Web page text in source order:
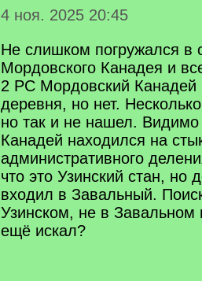
4 ноя. 2025 20:45
Не слишком погружался в
Мордовского Канадея и
2 РС Мордовский Канадей
деревня, но нет.
но так и не нашел.
Канадей находился на
административного
что это Узинский стан, но
входил в Завальный.
Узинском, не в Завальном
ещё искал?